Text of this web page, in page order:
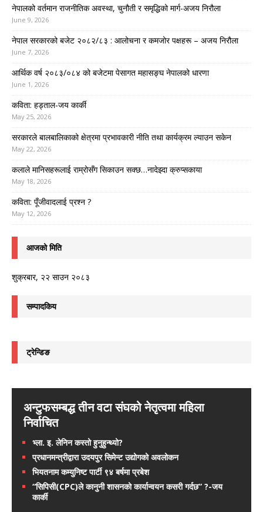
नेपालको वर्तमान राजनीतिक अवस्था, चुनौती र समृद्धिको मार्ग-अजय निरौला
June 9, 2026
नेपाल सरकारको बजेट २०८२/८३ : आलोचना र कमजोर पक्षहरू – अजय निरौला
June 7, 2026
आर्थिक वर्ष २०८३/०८४ को बजेटमा पेसागत महासङ्घ नेपालको धारणा
June 1, 2026
कविता: हड्ताल-जय कार्की
May 25, 2026
सरकारले बालबालिकाको क्षेत्रमा प्रभावकारी नीति तथा कार्यक्रम ल्याउन सकेन
May 22, 2026
कलाले मानिसहरूलाई राम्रोसँग सिकाउन सक्छ…नादेझ्दा क्रुप्सकाया
May 18, 2026
कविता: पूँजीवादलाई प्रश्न ?
May 12, 2026
आजको मिति
शुक्रबार, २२ साउन २०८३
सम्पादकिय
ट्रेन्डिङ
अन्टुफसम्बद्ध तीन वटा संघको नेतृत्वमा महिला
निर्वाचित
भ्ला. इ. लेनिन कस्तो हुनुहुन्थ्यो?
प्रधानमन्त्रीद्वारा उदयपुर सिमेन्ट उद्योगको अवलोकन
भियतनाम कम्युनिष्ट पार्टी ९४ बर्षमा प्रबेश
“सिपिसी(CPC)ले कानुनी शासनको कार्यान्वयन कसरी गर्दछ” ?-जय
कार्की